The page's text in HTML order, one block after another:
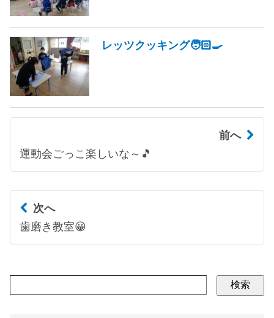
レッツクッキング🧑🏻‍🍳
前へ
運動会ごっこ楽しいな～🎵
次へ
歯磨き教室😀
検索